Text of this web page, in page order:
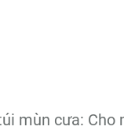
mùn cưa: Cho